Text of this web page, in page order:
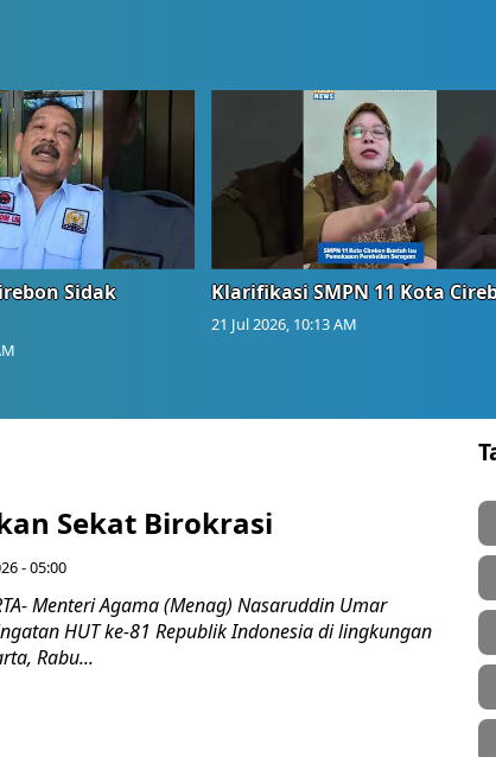
Sidak
Klarifikasi SMPN 11 Kota
21 Jul 2026, 10:13 AM
Sekat Birokrasi
- 05:00
Menteri Agama (Menag) Nasaruddin Umar
HUT ke-81 Republik Indonesia di lingkungan
Rabu...